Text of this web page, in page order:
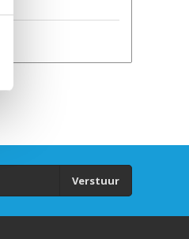
Verstuur